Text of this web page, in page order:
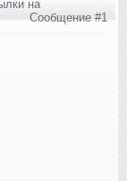
на
Сообщение #1